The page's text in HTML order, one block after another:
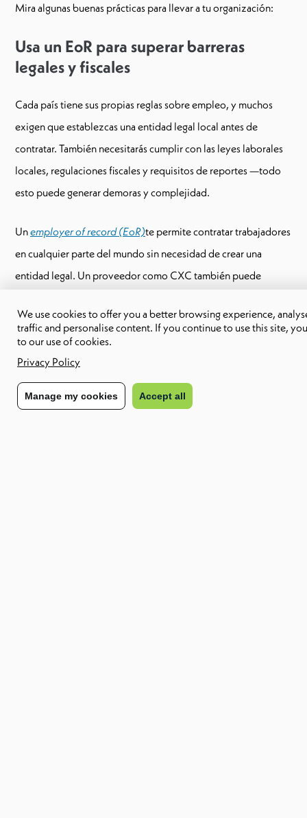
Mira algunas buenas prácticas para llevar a tu organización:
Usa un EoR para superar barreras
legales y fiscales
Cada país tiene sus propias reglas sobre empleo, y muchos
exigen que establezcas una entidad legal local antes de
contratar. También necesitarás cumplir con las leyes laborales
locales, regulaciones fiscales y requisitos de reportes —todo
esto puede generar demoras y complejidad.
Unemployer of record (EoR)te permite contratar trabajadores
en cualquier parte del mundo sin necesidad de crear una
entidad legal. Un proveedor como CXC también puede
beneficios y compliance, asumiendo la parte administrativa
para que tú puedas enfocarte en encontrar el talento adecuado
dondequiera que esté.
AlineaDEIa la estrategia de fuerza
We use cookies to offer you a better browsing experience,
traffic and personalise content. If you continue to use this site,
to our use of cookies.
Privacy Policy
Manage my cookies Accept all